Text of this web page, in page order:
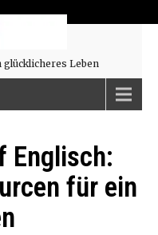
Leben
Englisch:
für ein